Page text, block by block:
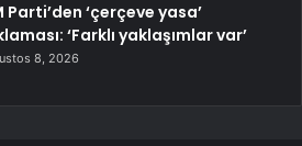
Parti’den ‘çerçeve yasa’
‘Farklı yaklaşımlar var’
8, 2026